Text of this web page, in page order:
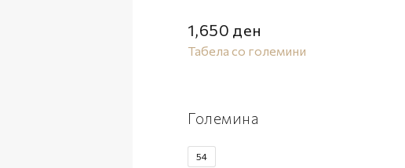
1,650 ден
Табела со големини
Големина
54